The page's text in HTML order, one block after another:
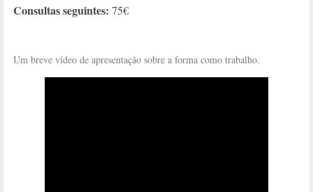
Consultas seguintes: 75€
Um breve vídeo de apresentação sobre a forma como trabalho.